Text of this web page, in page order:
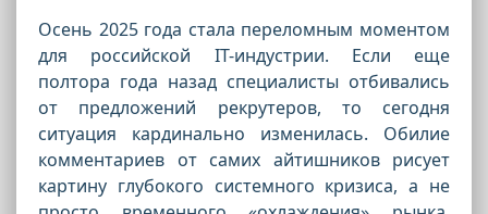
Осень 2025 года стала переломным моментом
для российской IT-индустрии. Если еще
полтора года назад специалисты отбивались
от предложений рекрутеров, то сегодня
ситуация кардинально изменилась. Обилие
комментариев от самих айтишников рисует
картину глубокого системного кризиса, а не